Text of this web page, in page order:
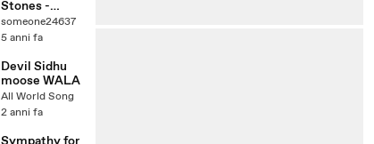
Stones -
Sympathy For
The Devil
someone24637
5 anni fa
Devil Sidhu
moose WALA
All World Song
2 anni fa